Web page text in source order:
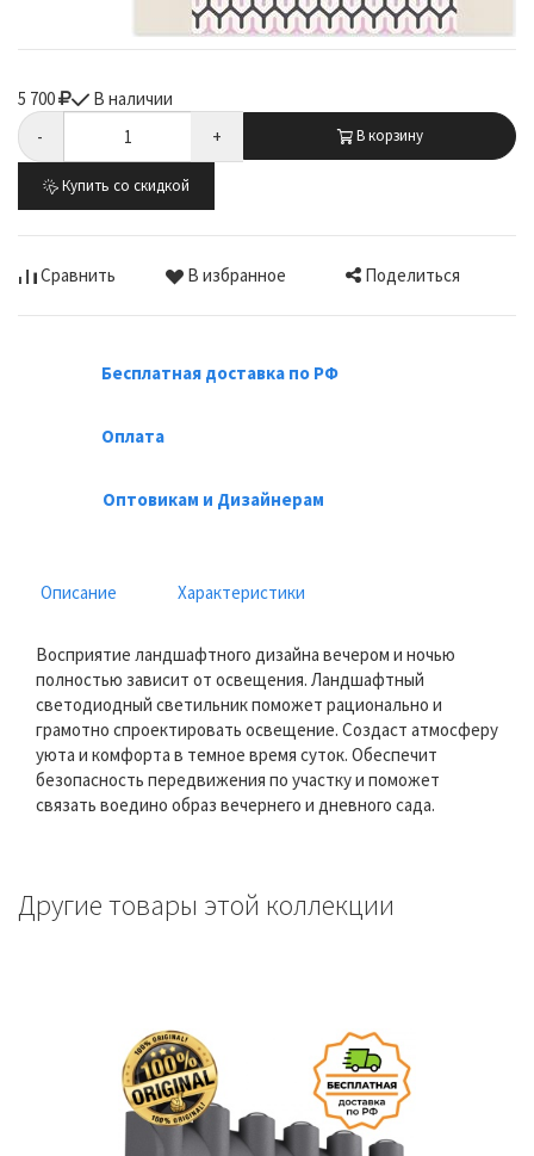
5 700
В наличии
-
+ В корзину
Купить со скидкой
Сравнить В избранное Поделиться
Бесплатная доставка по РФ
Оплата
Оптовикам и Дизайнерам
Описание Характеристики
Восприятие ландшафтного дизайна вечером и ночью
полностью зависит от освещения. Ландшафтный
светодиодный светильник поможет рационально и
грамотно спроектировать освещение. Создаст атмосферу
уюта и комфорта в темное время суток. Обеспечит
безопасность передвижения по участку и поможет
связать воедино образ вечернего и дневного сада.
Другие товары этой коллекции